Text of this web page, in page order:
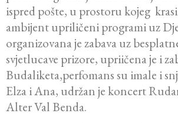
ispred pošte, u prostoru kojeg
ambijent upriličeni programi uz
organizovana je zabava uz
svjetlucave prizore, upriičena je i
Budaliketa,perfomans su imale i
Elza i Ana, udržan je koncert
Alter Val Benda.